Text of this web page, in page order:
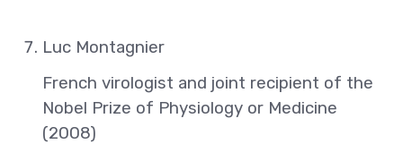
Luc Montagnier
French virologist and joint recipient of the
Nobel Prize of Physiology or Medicine
(2008)